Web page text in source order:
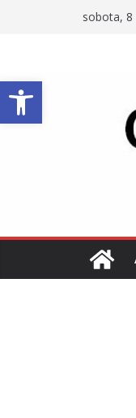
Otwórz
sobota, 8